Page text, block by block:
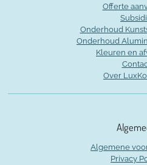
Offerte
Onderhoud
Onderhoud
Kleuren en
Over
Algemene
Privacy